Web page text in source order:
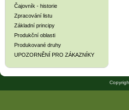
Čajovník - historie
Zpracování listu
Základní principy
Produkční oblasti
Produkované druhy
UPOZORNĚNÍ PRO ZÁKAZNÍKY